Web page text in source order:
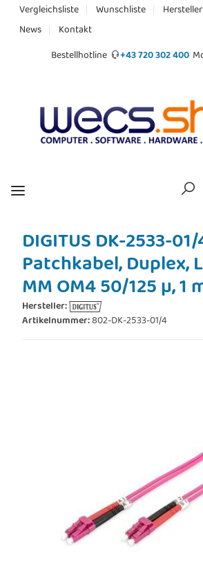
Vergleichsliste Wunschliste
News
Kontakt
Bestellhotline
+43 720 302 400
DIGITUS DK-2533-
Patchkabel, Duplex,
MM OM4 50/125 µ, 1
Hersteller:
Artikelnummer:802-DK-2533-01/4